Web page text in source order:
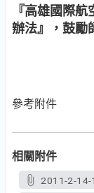
『高雄國際
辦法』，鼓勵
參考附件
相關附件
2011-2-